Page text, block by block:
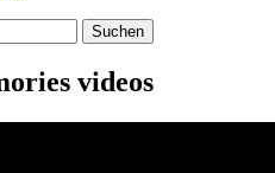
videos